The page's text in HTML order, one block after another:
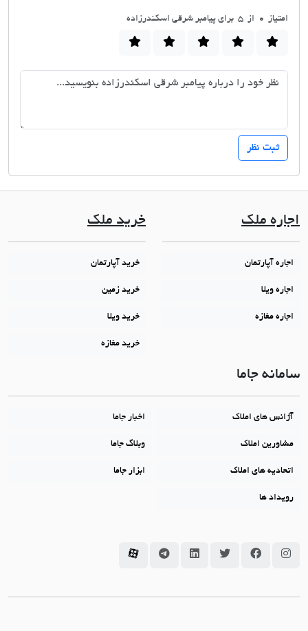
امتیاز 0 از 5 برای پیامبر شرقی اسکندرزاده
اجاره ملک
اجاره آپارتمان
اجاره ویلا
اجاره مغازه
خرید ملک
خرید آپارتمان
خرید زمین
خرید ویلا
خرید مغازه
سامانه جاما
آژانس های املاک اخبار جاما
مشاورین املاک وبلاگ جاما
اتحادیه های املاک ابزار جاما
رویداد ها
سامانه جاما در اینستاگرام
سامانه جاما در فیسبوک
سامانه جاما در توئیتر
سامانه جاما در لینکداین
سامانه جاما در تلگرام
سامانه جاما در آپارات